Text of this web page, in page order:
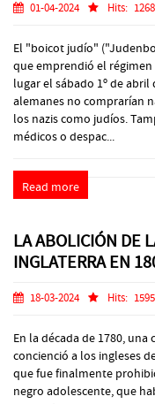
01-04-2024 Hits: 1268
El "boicot judío"
que emprendió el
lugar el sábado 1º de abril
alemanes no comprarían
los nazis como judíos.
médicos o despac...
Read more
LA ABOLICIÓN DE
INGLATERRA EN
18-03-2024 Hits: 1595
En la década de 1780,
concienció a los ingleses
que fue finalmente
negro adolescente, que